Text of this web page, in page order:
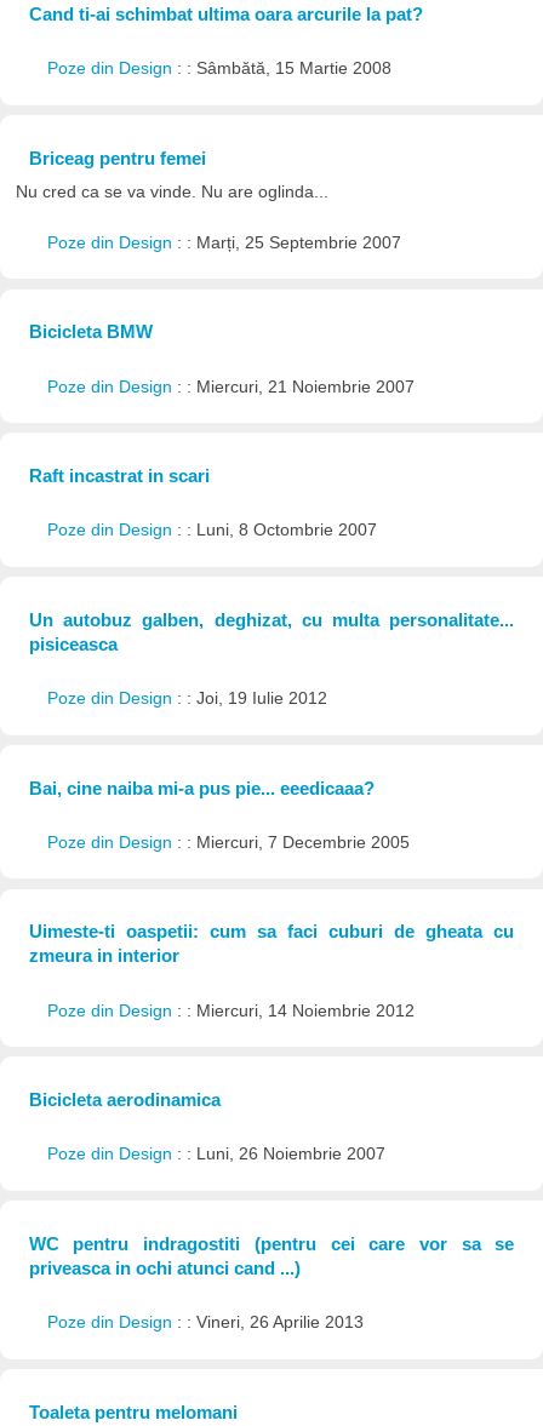
Cand ti-ai schimbat ultima oara arcurile la pat?
Poze din Design : : Sâmbătă, 15 Martie 2008
Briceag pentru femei
Nu cred ca se va vinde. Nu are oglinda...
Poze din Design : : Marți, 25 Septembrie 2007
Bicicleta BMW
Poze din Design : : Miercuri, 21 Noiembrie 2007
Raft incastrat in scari
Poze din Design : : Luni, 8 Octombrie 2007
Un autobuz galben, deghizat, cu multa personalitate...
pisiceasca
Poze din Design : : Joi, 19 Iulie 2012
Bai, cine naiba mi-a pus pie... eeedicaaa?
Poze din Design : : Miercuri, 7 Decembrie 2005
Uimeste-ti oaspetii: cum sa faci cuburi de gheata cu
zmeura in interior
Poze din Design : : Miercuri, 14 Noiembrie 2012
Bicicleta aerodinamica
Poze din Design : : Luni, 26 Noiembrie 2007
WC pentru indragostiti (pentru cei care vor sa se
priveasca in ochi atunci cand ...)
Poze din Design : : Vineri, 26 Aprilie 2013
Toaleta pentru melomani